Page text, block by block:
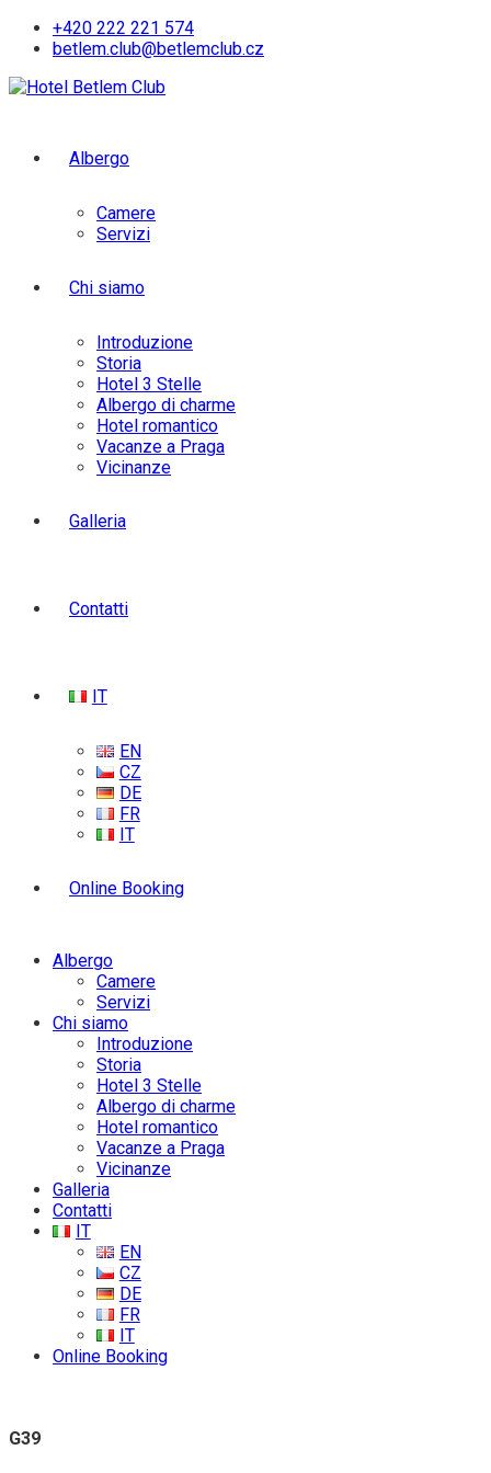
Skip
+420 222 221 574
betlem.club@betlemclub.cz
Albergo
Camere
Servizi
Chi siamo
Introduzione
Storia
Hotel 3 Stelle
Albergo di charme
Hotel romantico
Vacanze a Praga
Vicinanze
Galleria
Contatti
IT
EN
CZ
DE
FR
IT
Online Booking
Albergo
Camere
Servizi
Chi siamo
Introduzione
Storia
Hotel 3 Stelle
Albergo di charme
Hotel romantico
Vacanze a Praga
Vicinanze
Galleria
Contatti
IT
EN
CZ
DE
FR
IT
Online Booking
G39